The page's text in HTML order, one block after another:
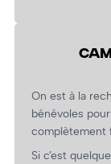
On est à la
bénévoles
complètement
Si c’est